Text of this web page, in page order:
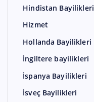
Hindistan Bayilikleri
Hizmet
Hollanda Bayilikleri
İngiltere bayilikleri
İspanya Bayilikleri
İsveç Bayilikleri